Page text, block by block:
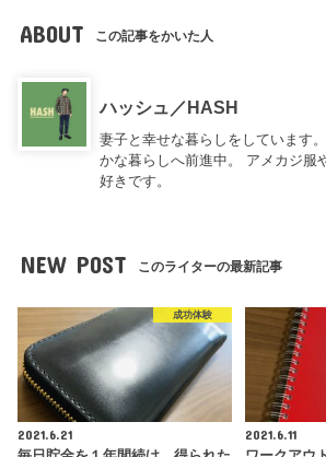
ABOUT この記事をかいた人
ハッシュ／HASH
妻子と幸せな暮らしをしています
かな暮らしへ前進中。 アメカジ服
好きです。
NEW POST このライターの最新記事
成功体験
2021.6.21
2021.6.11